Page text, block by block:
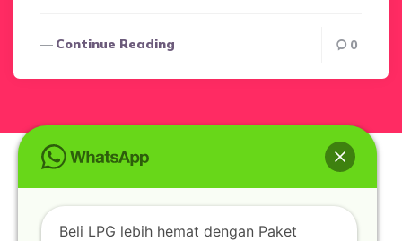
Continue Reading 0
Beli LPG lebih hemat dengan Paket